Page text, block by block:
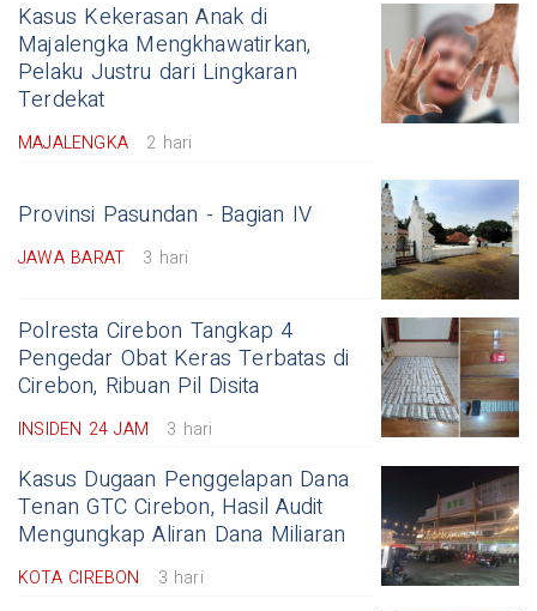
Kasus Kekerasan Anak di
Majalengka Mengkhawatirkan,
Pelaku Justru dari Lingkaran
Terdekat
MAJALENGKA 2 hari
Provinsi Pasundan - Bagian IV
JAWA BARAT 3 hari
Polresta Cirebon Tangkap 4
Pengedar Obat Keras Terbatas di
Cirebon, Ribuan Pil Disita
INSIDEN 24 JAM 3 hari
Kasus Dugaan Penggelapan Dana
Tenan GTC Cirebon, Hasil Audit
Mengungkap Aliran Dana Miliaran
KOTA CIREBON 3 hari